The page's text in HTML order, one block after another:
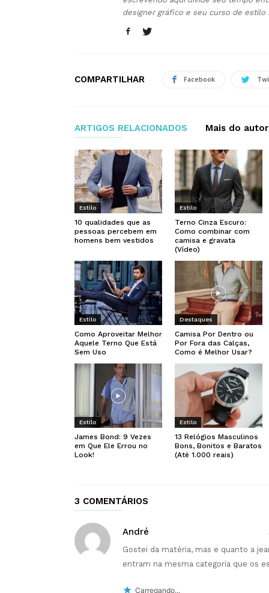
designer gráfico e seu curso de estilo
COMPARTILHAR Facebook
ARTIGOS RELACIONADOS Mais do autor
Estilo
10 qualidades que as
pessoas percebem em
homens bem vestidos
Estilo
Terno Cinza Escuro:
Como combinar com
camisa e gravata
(Vídeo)
Estilo
Como Aproveitar Melhor
Aquele Terno Que Está
Sem Uso
Destaques
Camisa Por Dentro ou
Por Fora das Calças,
Como é Melhor Usar?
Estilo
James Bond: 9 Vezes
em Que Ele Errou no
Look!
Estilo
13 Relógios Masculinos
Bons, Bonitos e Baratos
(Até 1.000 reais)
3 COMENTÁRIOS
André
Gostei da matéria, mas e quanto a
entram na mesma categoria que os
Carregando...